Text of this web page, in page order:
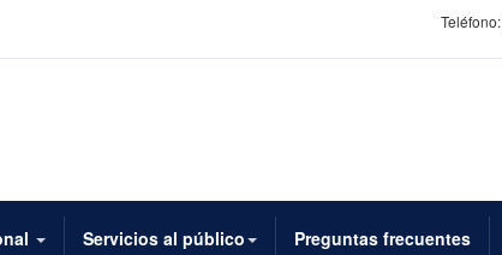
Teléfono:
Servicios al público Preguntas frecuentes